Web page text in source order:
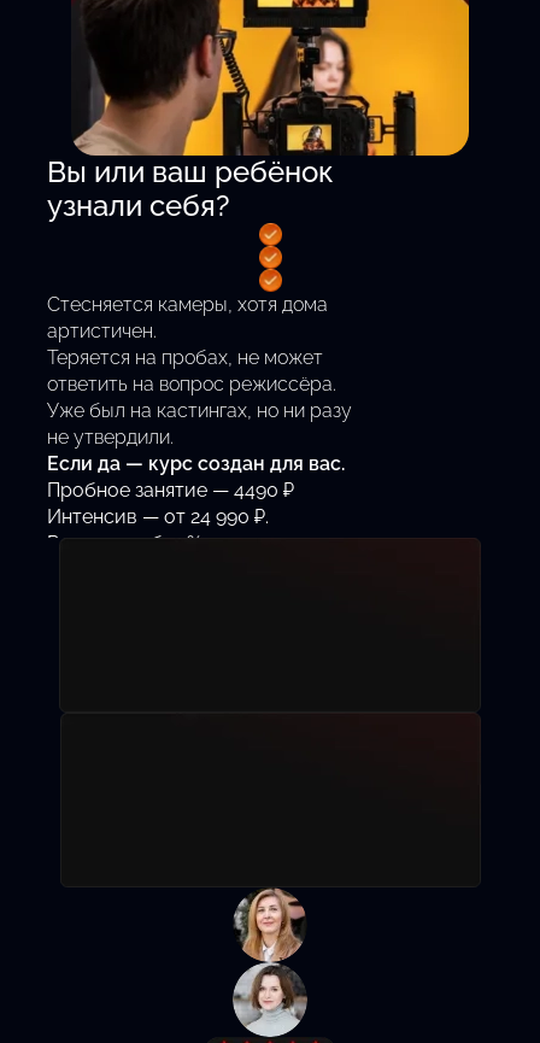
Вы или ваш ребёнок
узнали себя?
Стесняется камеры, хотя дома
артистичен.
Теряется на пробах, не может
ответить на вопрос режиссёра.
Уже был на кастингах, но ни разу
не утвердили.
Если да — курс создан для вас.
Пробное занятие — 4490 ₽
Интенсив — от 24 990 ₽.
Рассрочка без %